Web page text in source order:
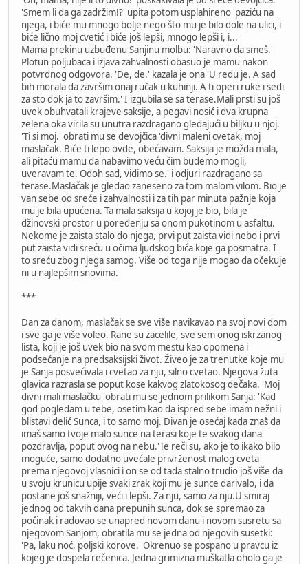
'Smem li da ga zadržim!?' upita potom usplahireno 'paziću na
njega, i biće mu mnogo bolje nego što mu je bilo dole na ulici, i
biće lično moj cvetić i biće još lepši, mnogo lepši i, i...'
Mama prekinu uzbuđenu Sanjinu molbu: 'Naravno da smeš.'
Plotun poljubaca i izjava zahvalnosti obasuo je mamu nakon
potvrdnog odgovora. 'De, de.' kazala je ona 'U redu je. A sad
bih morala da završim onaj ručak u kuhinji. A ti operi ruke i sedi
za sto dok ja to završim.' I izgubila se sa terase.Mali prsti su još
uvek obuhvatali krajeve saksije, a pegavi nosić i dva krupna
zelena oka virila su unutra razdragano gledajući u biljku u njoj.
'Ti si moj.' obrati mu se devojčica 'divni maleni cvetak, moj
maslačak. Biće ti lepo ovde, obećavam. Saksija je možda mala,
ali pitaću mamu da nabavimo veću čim budemo mogli,
uveravam te. Odoh sad, vidimo se.' i odjuri razdragano sa
terase.Maslačak je gledao zaneseno za tom malom vilom. Bio je
van sebe od sreće i zahvalnosti i za tih par minuta pažnje koja
mu je bila upućena. Ta mala saksija u kojoj je bio, bila je
džinovski prostor u poređenju sa onom pukotinom u asfaltu.
Nekome je zaista stalo do njega, prvi put zaista vidi nebo i prvi
put zaista vidi sreću u očima ljudskog bića koje ga posmatra. I
to sreću zbog njega samog. Više od toga nije mogao da očekuje
ni u najlepšim snovima.
***
Dan za danom, maslačak se sve više navikavao na svoj novi dom
i sve ga je više voleo. Rane su zacelile, sve sem onog iskrzanog
lista, koji je još uvek bio na svom mestu kao opomena i
podsećanje na predsaksijski život. Živeo je za trenutke koje mu
je Sanja posvećivala i cvetao za nju, silno cvetao. Njegova žuta
glavica razrasla se poput kose kakvog zlatokosog dečaka. 'Moj
divni mali maslačku' obrati mu se jednom prilikom Sanja: 'Kad
god pogledam u tebe, osetim kao da ispred sebe imam nežni i
blistavi delić Sunca, i to samo moj. Divan je osećaj kada znaš da
imaš samo tvoje malo sunce na terasi koje te svakog dana
pozdravlja, poput ovog na nebu.'Te reči su, ako je to ikako bilo
moguće, samo dodatno uvećale privrženost malog cveta
prema njegovoj vlasnici i on se od tada stalno trudio još više da
u svoju krunicu upije svaki zrak koji mu je sunce darivalo, i da
postane još snažniji, veći i lepši. Za nju, samo za nju.U smiraj
jednog od takvih dana prepunih sunca, dok se spremao za
počinak i radovao se unapred novom danu i novom susretu sa
njegovom Sanjom, obratila mu se jedna od njegovih susetki:
'Pa, laku noć, poljski korove.' Okrenuo se pospano u pravcu iz
kojeg je dospela rečenica. Jedna grimizna muškatla oholo ga je